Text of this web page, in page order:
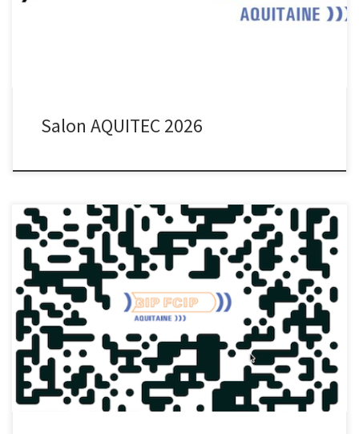
l’expérience des collégiens lors du Salon AQUITEC 2026. Les 26, 27
Salon AQUITEC 2026
Guide PDC 2026 Télécharger le guide Inscription Icône PDC PDC
Revoir le webinaire